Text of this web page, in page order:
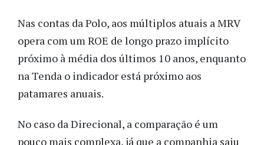
Nas contas da Polo, aos múltiplos atuais a MRV
opera com um ROE de longo prazo implícito
próximo à média dos últimos 10 anos, enquanto
na Tenda o indicador está próximo aos
patamares anuais.
No caso da Direcional, a comparação é um
pouco mais complexa, já que a companhia saiu